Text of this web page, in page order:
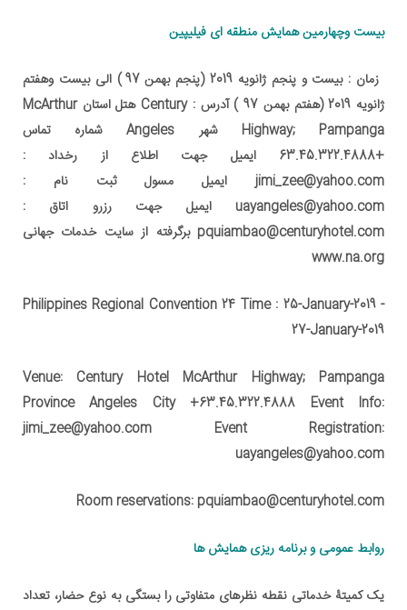
بیست وچهارمین همایش منطقه ای فیلیپین
زمان : بیست و پنجم ژانویه 2019 (پنجم بهمن 97 ) الی بیست وهفتم
ژانویه 2019 (هفتم بهمن 97 ) آدرس : Century هتل استان McArthur
Highway; Pampanga شهر Angeles شماره تماس
+63.45.322.4888 ایمیل جهت اطلاع از رخداد :
jimi_zee@yahoo.com ایمیل مسول ثبت نام :
uayangeles@yahoo.com ایمیل جهت رزرو اتاق :
pquiambao@centuryhotel.com برگرفته از سایت خدمات جهانی
www.na.org
Philippines Regional Convention 24 Time : 25-January-2019 -
27-January-2019
Venue: Century Hotel McArthur Highway; Pampanga
Province Angeles City +63.45.322.4888 Event Info:
jimi_zee@yahoo.com Event Registration:
uayangeles@yahoo.com
Room reservations: pquiambao@centuryhotel.com
روابط عمومی و برنامه ریزی همایش ها
یک کمیتۀ خدماتی نقطه نظرهای متفاوتی را بستگی به نوع حضار، تعداد